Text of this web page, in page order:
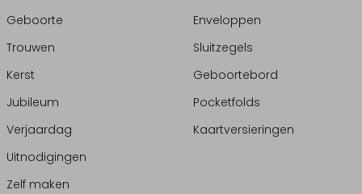
Geboorte
Trouwen
Kerst
Jubileum
Verjaardag
Uitnodigingen
Zelf maken
Enveloppen
Sluitzegels
Geboortebord
Pocketfolds
Kaartversieringen